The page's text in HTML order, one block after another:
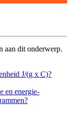
aan dit onderwerp.
J/(g x C)?
en energie-